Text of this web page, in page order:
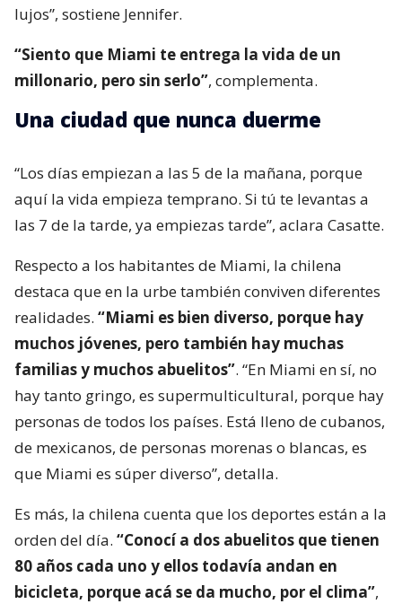
lujos”, sostiene Jennifer.
“Siento que Miami te entrega la vida de un
millonario, pero sin serlo”, complementa.
Una ciudad que nunca duerme
“Los días empiezan a las 5 de la mañana, porque
aquí la vida empieza temprano. Si tú te levantas a
las 7 de la tarde, ya empiezas tarde”, aclara Casatte.
Respecto a los habitantes de Miami, la chilena
destaca que en la urbe también conviven diferentes
realidades. “Miami es bien diverso, porque hay
muchos jóvenes, pero también hay muchas
familias y muchos abuelitos”. “En Miami en sí, no
hay tanto gringo, es supermulticultural, porque hay
personas de todos los países. Está lleno de cubanos,
de mexicanos, de personas morenas o blancas, es
que Miami es súper diverso”, detalla.
Es más, la chilena cuenta que los deportes están a la
orden del día. “Conocí a dos abuelitos que tienen
80 años cada uno y ellos todavía andan en
bicicleta, porque acá se da mucho, por el clima”,